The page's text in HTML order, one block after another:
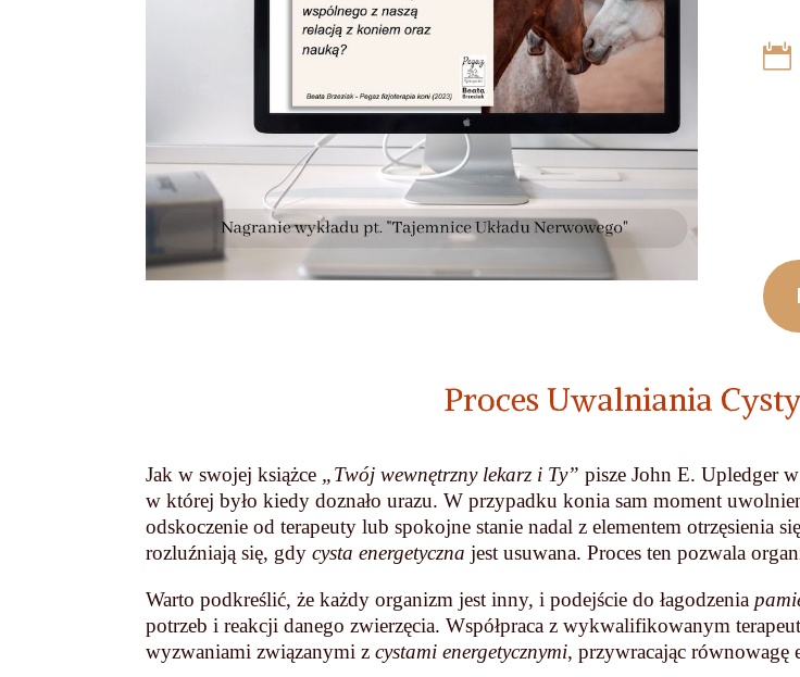

Proces Uwalniania
Jak w swojej książce „Twój wewnętrzny lekarz i Ty” pisze John E. Upledger
w której było kiedy doznało urazu. W przypadku konia sam moment
odskoczenie od terapeuty lub spokojne stanie nadal z elementem otrzęsienia
rozluźniają się, gdycysta energetyczna jest usuwana. Proces ten pozwala
Warto podkreślić, że każdy organizm jest inny, i podejście do łagodzenia
potrzeb i reakcji danego zwierzęcia. Współpraca z wykwalifikowanym
wyzwaniami związanymi zcystami energetycznymi, przywracając równowagę